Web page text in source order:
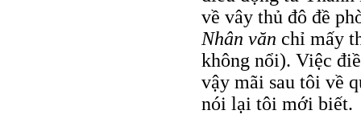
về vây thủ đô đề
Nhân văn chỉ mấy
không nổi). Việc
vậy mãi sau tôi về
nói lại tôi mới biết.